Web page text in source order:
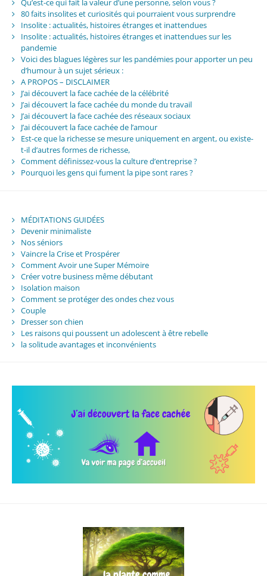
Qu’est-ce qui fait la valeur d’une personne, selon vous ?
80 faits insolites et curiosités qui pourraient vous surprendre
Insolite : actualités, histoires étranges et inattendues
Insolite : actualités, histoires étranges et inattendues sur les
pandemie
Voici des blagues légères sur les pandémies pour apporter un peu
d’humour à un sujet sérieux :
A PROPOS – DISCLAIMER
J’ai découvert la face cachée de la célébrité
J’ai découvert la face cachée du monde du travail
J’ai découvert la face cachée des réseaux sociaux
J’ai découvert la face cachée de l’amour
Est-ce que la richesse se mesure uniquement en argent, ou existe-
t-il d’autres formes de richesse,
Comment définissez-vous la culture d’entreprise ?
Pourquoi les gens qui fument la pipe sont rares ?
MÉDITATIONS GUIDÉES
Devenir minimaliste
Nos séniors
Vaincre la Crise et Prospérer
Comment Avoir une Super Mémoire
Créer votre business même débutant
Isolation maison
Comment se protéger des ondes chez vous
Couple
Dresser son chien
Les raisons qui poussent un adolescent à être rebelle
la solitude avantages et inconvénients